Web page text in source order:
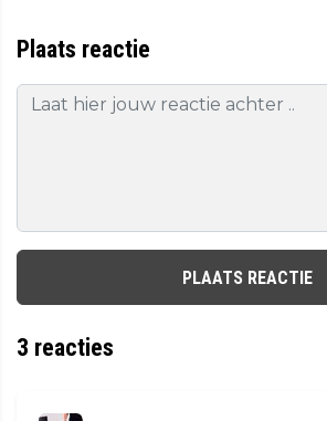
Plaats reactie
PLAATS REACTIE
3 reacties